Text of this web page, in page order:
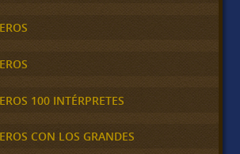
100 INTÉRPRETES
CON LOS GRANDES